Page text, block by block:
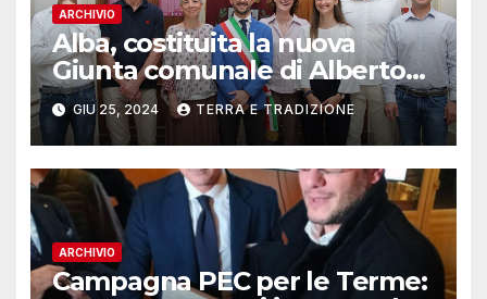
ARCHIVIO
Alba, costituita la nuova
Giunta comunale di Alberto
Gatto
GIU 25, 2024 TERRA E TRADIZIONE
ARCHIVIO
Campagna PEC per le Terme: